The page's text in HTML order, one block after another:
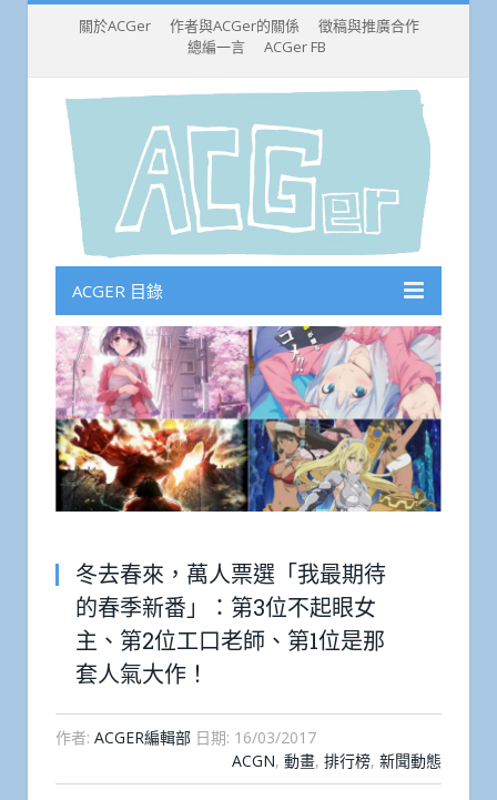
關於ACGer 作者與ACGer的關係
徵稿與推廣合作
總編一言
ACGer FB
ACGER 目錄
冬去春來，萬人票選「我最期待
的春季新番」：第3位不起眼女
主、第2位工口老師、第1位是那
套人氣大作！
作者: ACGER編輯部 日期: 16/03/2017
ACGN, 動畫, 排行榜, 新聞動態